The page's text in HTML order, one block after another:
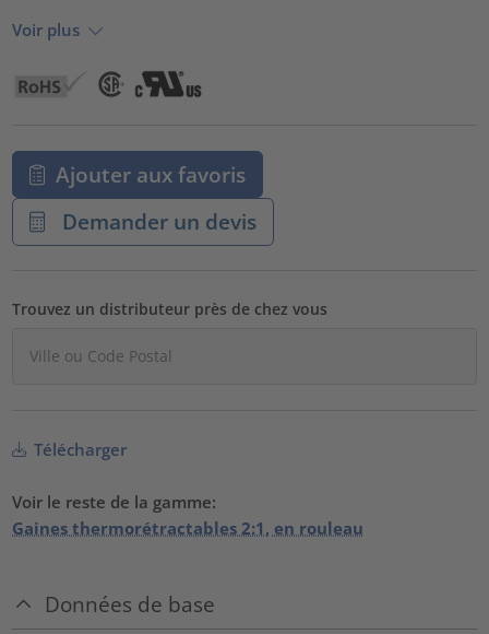
Voir plus
Ajouter aux favoris
Demander un devis
Trouvez un distributeur près de chez vous
Télécharger
Voir le reste de la gamme:
Gaines thermorétractables 2:1, en rouleau
Données de base